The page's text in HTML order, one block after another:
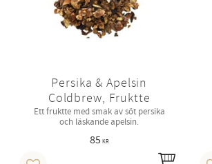
Persika & Apelsin
Coldbrew, Fruktte
Ett fruktte med smak av söt persika
och läskande apelsin.
85 KR